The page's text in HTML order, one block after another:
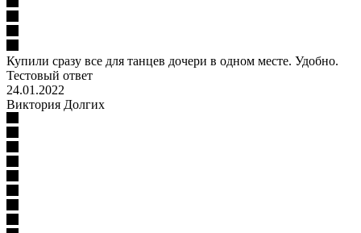
Купили сразу все для танцев дочери в одном месте. Удобно.
Тестовый ответ
24.01.2022
Виктория Долгих